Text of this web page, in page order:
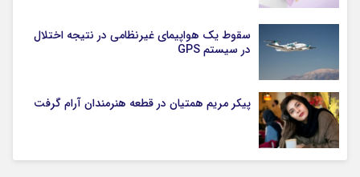
سقوط یک هواپیمای غیرنظامی در نتیجه اختلال
در سیستم‌ GPS
پیکر مریم همتیان در قطعه هنرمندان آرام گرفت